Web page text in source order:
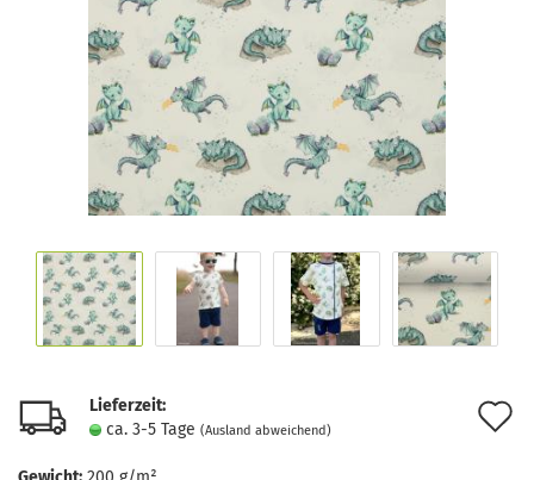
Lieferzeit:
ca. 3-5 Tage (Ausland abweichend)